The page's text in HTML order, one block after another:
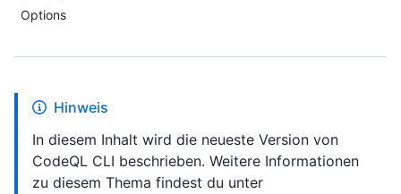
Options
Hinweis
In diesem Inhalt wird die neueste Version von
CodeQL CLI beschrieben. Weitere Informationen
zu diesem Thema findest du unter